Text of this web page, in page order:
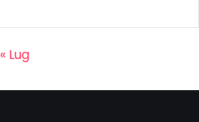
« Lug